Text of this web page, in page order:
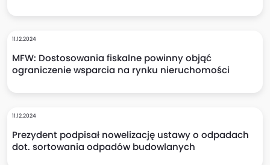
11.12.2024
MFW: Dostosowania fiskalne powinny objąć
ograniczenie wsparcia na rynku nieruchomości
11.12.2024
Prezydent podpisał nowelizację ustawy o odpadach
dot. sortowania odpadów budowlanych